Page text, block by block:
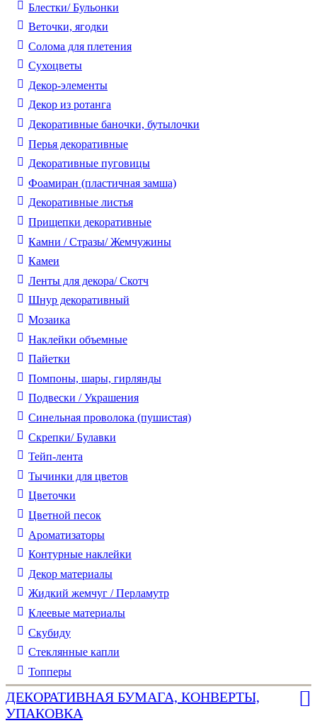
Блестки/ Бульонки
Веточки, ягодки
Солома для плетения
Cухоцветы
Декор-элементы
Декор из ротанга
Декоративные баночки, бутылочки
Перья декоративные
Декоративные пуговицы
Фоамиран (пластичная замша)
Декоративные листья
Прищепки декоративные
Камни / Cтразы/ Жемчужины
Камеи
Ленты для декора/ Скотч
Шнур декоративный
Мозаика
Наклейки объемные
Пайетки
Помпоны, шары, гирлянды
Подвески / Украшения
Синельная проволока (пушистая)
Скрепки/ Булавки
Тейп-лента
Тычинки для цветов
Цветочки
Цветной песок
Ароматизаторы
Контурные наклейки
Декор материалы
Жидкий жемчуг / Перламутр
Клеевые материалы
Скубиду
Стеклянные капли
Топперы
ДЕКОРАТИВНАЯ БУМАГА, КОНВЕРТЫ,
УПАКОВКА